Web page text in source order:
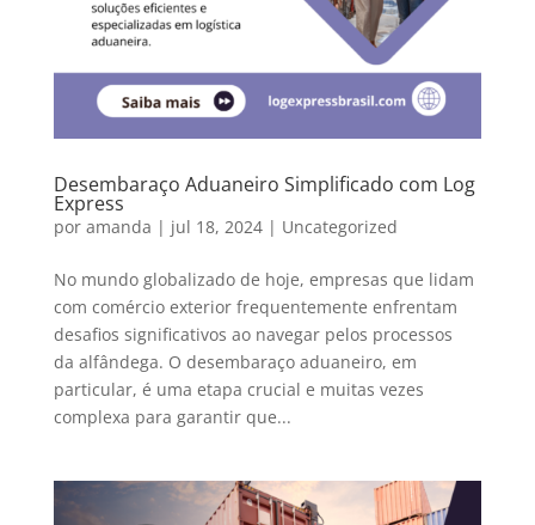
Desembaraço Aduaneiro Simplificado com Log
Express
por amanda | jul 18, 2024| Uncategorized
No mundo globalizado de hoje, empresas que lidam
com comércio exterior frequentemente enfrentam
desafios significativos ao navegar pelos processos
da alfândega. O desembaraço aduaneiro, em
particular, é uma etapa crucial e muitas vezes
complexa para garantir que...